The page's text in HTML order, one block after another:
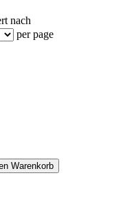
nach
per page